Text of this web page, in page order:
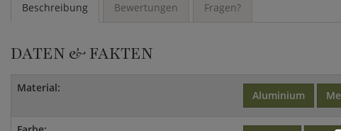
Beschreibung Bewertungen Fragen?
DATEN & FAKTEN
Material:
Aluminium